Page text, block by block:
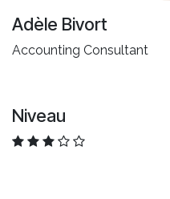
Adèle Bivort
Accounting Consultant
Niveau